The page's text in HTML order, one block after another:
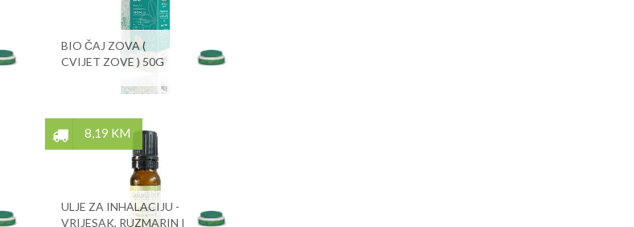
BIO ČAJ ZOVA (
CVIJET ZOVE ) 50G
8,19 KM
ULJE ZA INHALACIJU -
VRIJESAK, RUZMARIN I